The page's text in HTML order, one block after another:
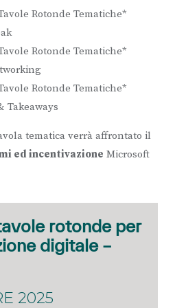
Rotonde Tematiche*
Rotonde Tematiche*
Rotonde Tematiche*
Takeaways
tematica verrà affrontato il
ed incentivazione Microsoft
rotonde per
digitale –
2025